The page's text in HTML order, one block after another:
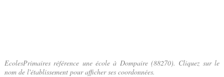
EcolesPrimaires référence une école à Dompaire (88270). Cliquez sur le
nom de l'établissement pour afficher ses coordonnées.